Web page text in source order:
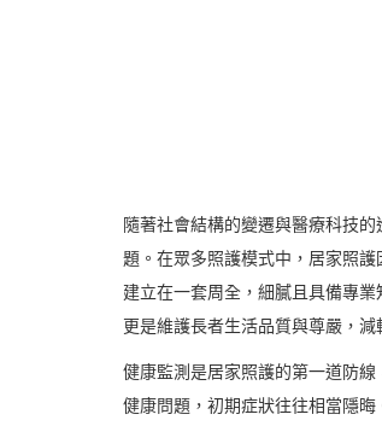
隨著社會結構的變遷與醫療科技
題。在眾多照護模式中，居家照
建立在一套周全，細膩且具備專
更是維護長者生活品質與尊嚴，
健康監測是居家照護的第一道防
健康問題，初期症狀往往相當隱